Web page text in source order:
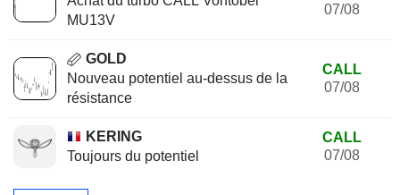
MU13V
07/08
GOLD
Nouveau potentiel au-dessus de la
résistance
CALL
07/08
KERING
Toujours du potentiel
CALL
07/08